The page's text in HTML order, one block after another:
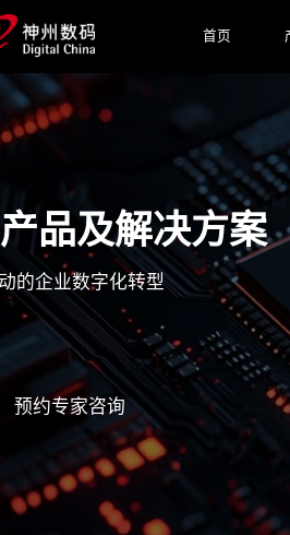
首页
品及解决方案
的企业数字化转型
预约专家咨询